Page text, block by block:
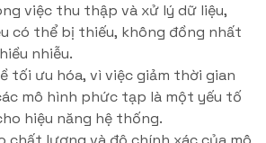
việc thu thập và xử lý dữ liệu,
có thể bị thiếu, không đồng nhất
nhiễu.
tối ưu hóa, vì việc giảm thời gian
mô hình phức tạp là một yếu tố
hiệu năng hệ thống.